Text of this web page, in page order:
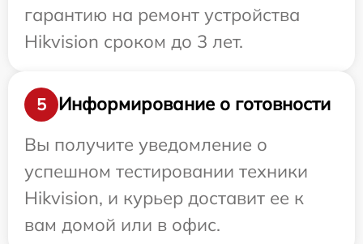
гарантию на ремонт устройства
Hikvision сроком до 3 лет.
5
Информирование о готовности
Вы получите уведомление о
успешном тестировании техники
Hikvision, и курьер доставит ее к
вам домой или в офис.